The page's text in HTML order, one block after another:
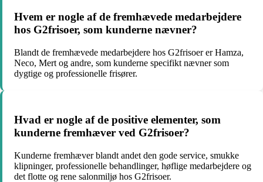
Hvem er nogle af de fremhævede medarbejdere
hos G2frisoer, som kunderne nævner?
Blandt de fremhævede medarbejdere hos G2frisoer er Hamza,
Neco, Mert og andre, som kunderne specifikt nævner som
dygtige og professionelle frisører.
Hvad er nogle af de positive elementer, som
kunderne fremhæver ved G2frisoer?
Kunderne fremhæver blandt andet den gode service, smukke
klipninger, professionelle behandlinger, høflige medarbejdere og
det flotte og rene salonmiljø hos G2frisoer.